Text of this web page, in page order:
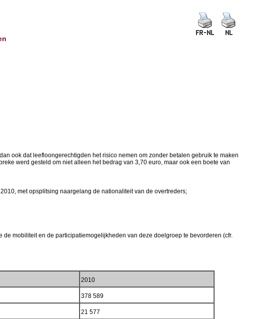
ook dat leefloongerechtigden het risico nemen om zonder betalen gebruik te maken
werd gesteld om niet alleen het bedrag van 3,70 euro, maar ook een boete van
met opsplitsing naargelang de nationaliteit van de overtreders;
mobiliteit en de participatiemogelijkheden van deze doelgroep te bevorderen (cfr.
2010
378 589
21 577